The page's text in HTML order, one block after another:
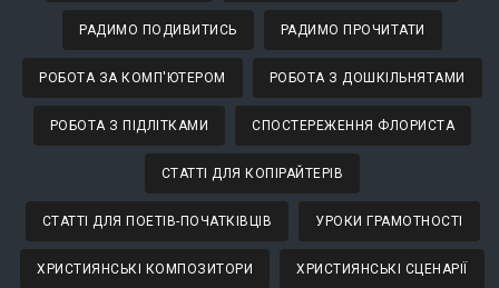
РАДИМО ПОДИВИТИСЬ РАДИМО ПРОЧИТАТИ
РОБОТА ЗА КОМП'ЮТЕРОМ РОБОТА З ДОШКІЛЬНЯТАМИ
РОБОТА З ПІДЛІТКАМИ СПОСТЕРЕЖЕННЯ ФЛОРИСТА
СТАТТІ ДЛЯ КОПІРАЙТЕРІВ
СТАТТІ ДЛЯ ПОЕТІВ-ПОЧАТКІВЦІВ УРОКИ ГРАМОТНОСТІ
ХРИСТИЯНСЬКІ КОМПОЗИТОРИ ХРИСТИЯНСЬКІ СЦЕНАРІЇ